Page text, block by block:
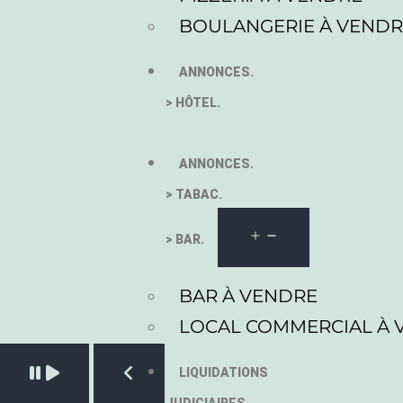
BOULANGERIE À
ANNONCES.
> HÔTEL.
ANNONCES.
> TABAC.
> BAR.
BAR À VENDRE
LOCAL COMMERCIAL À
LIQUIDATIONS
Pause slide rotation